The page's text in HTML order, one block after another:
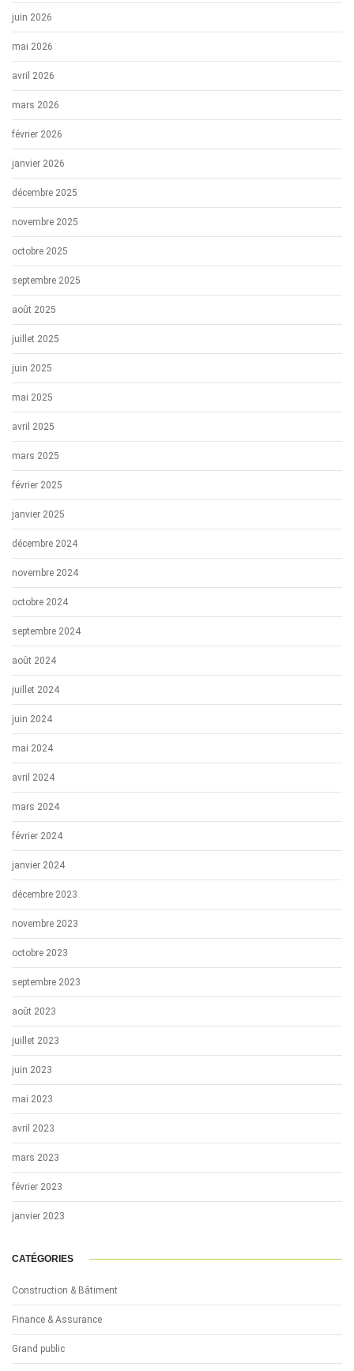
juin 2026
mai 2026
avril 2026
mars 2026
février 2026
janvier 2026
décembre 2025
novembre 2025
octobre 2025
septembre 2025
août 2025
juillet 2025
juin 2025
mai 2025
avril 2025
mars 2025
février 2025
janvier 2025
décembre 2024
novembre 2024
octobre 2024
septembre 2024
août 2024
juillet 2024
juin 2024
mai 2024
avril 2024
mars 2024
février 2024
janvier 2024
décembre 2023
novembre 2023
octobre 2023
septembre 2023
août 2023
juillet 2023
juin 2023
mai 2023
avril 2023
mars 2023
février 2023
janvier 2023
CATÉGORIES
Construction & Bâtiment
Finance & Assurance
Grand public